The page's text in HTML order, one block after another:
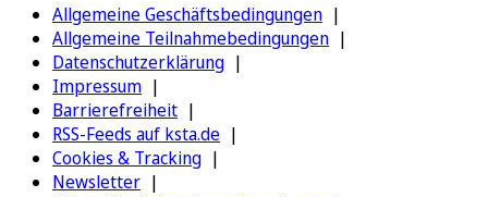
Allgemeine Geschäftsbedingungen
Allgemeine Teilnahmebedingungen
Datenschutzerklärung
Impressum
Barrierefreiheit
RSS-Feeds auf ksta.de
Cookies & Tracking
Newsletter